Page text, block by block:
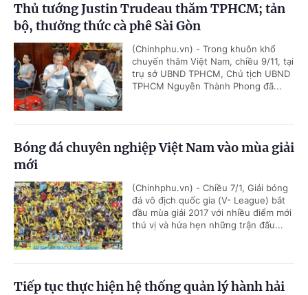
Thủ tướng Justin Trudeau thăm TPHCM; tản
bộ, thưởng thức cà phê Sài Gòn
(Chinhphu.vn) - Trong khuôn khổ
chuyến thăm Việt Nam, chiều 9/11, tại
trụ sở UBND TPHCM, Chủ tịch UBND
TPHCM Nguyễn Thành Phong đã...
Bóng đá chuyên nghiệp Việt Nam vào mùa giải
mới
(Chinhphu.vn) - Chiều 7/1, Giải bóng
đá vô địch quốc gia (V- League) bắt
đầu mùa giải 2017 với nhiều điểm mới
thú vị và hứa hẹn những trận đấu...
Tiếp tục thực hiện hệ thống quản lý hành hải